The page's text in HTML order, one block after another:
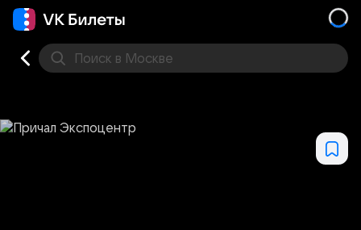
Поиск в Москве